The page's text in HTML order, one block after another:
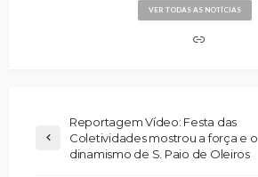
VER TODAS AS NOTÍCIAS
Reportagem Vídeo: Festa das
Coletividades mostrou a força e o
dinamismo de S. Paio de Oleiros